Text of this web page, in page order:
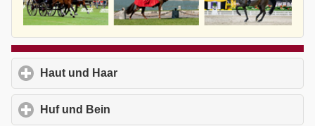
Haut und Haar
Huf und Bein